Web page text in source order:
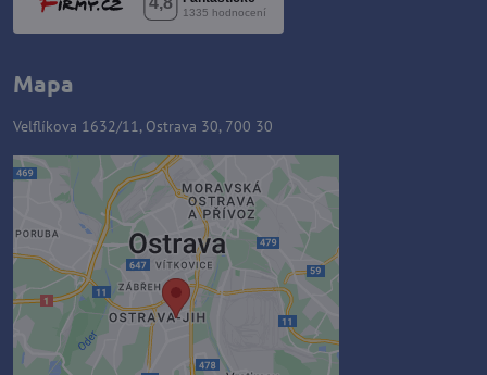
Mapa
Velflíkova 1632/11, Ostrava 30, 700 30
Externý obsah je blokovaný
Voľbami súkromia
Prajete si načítať externý obsah?
Povoliť tentokrát